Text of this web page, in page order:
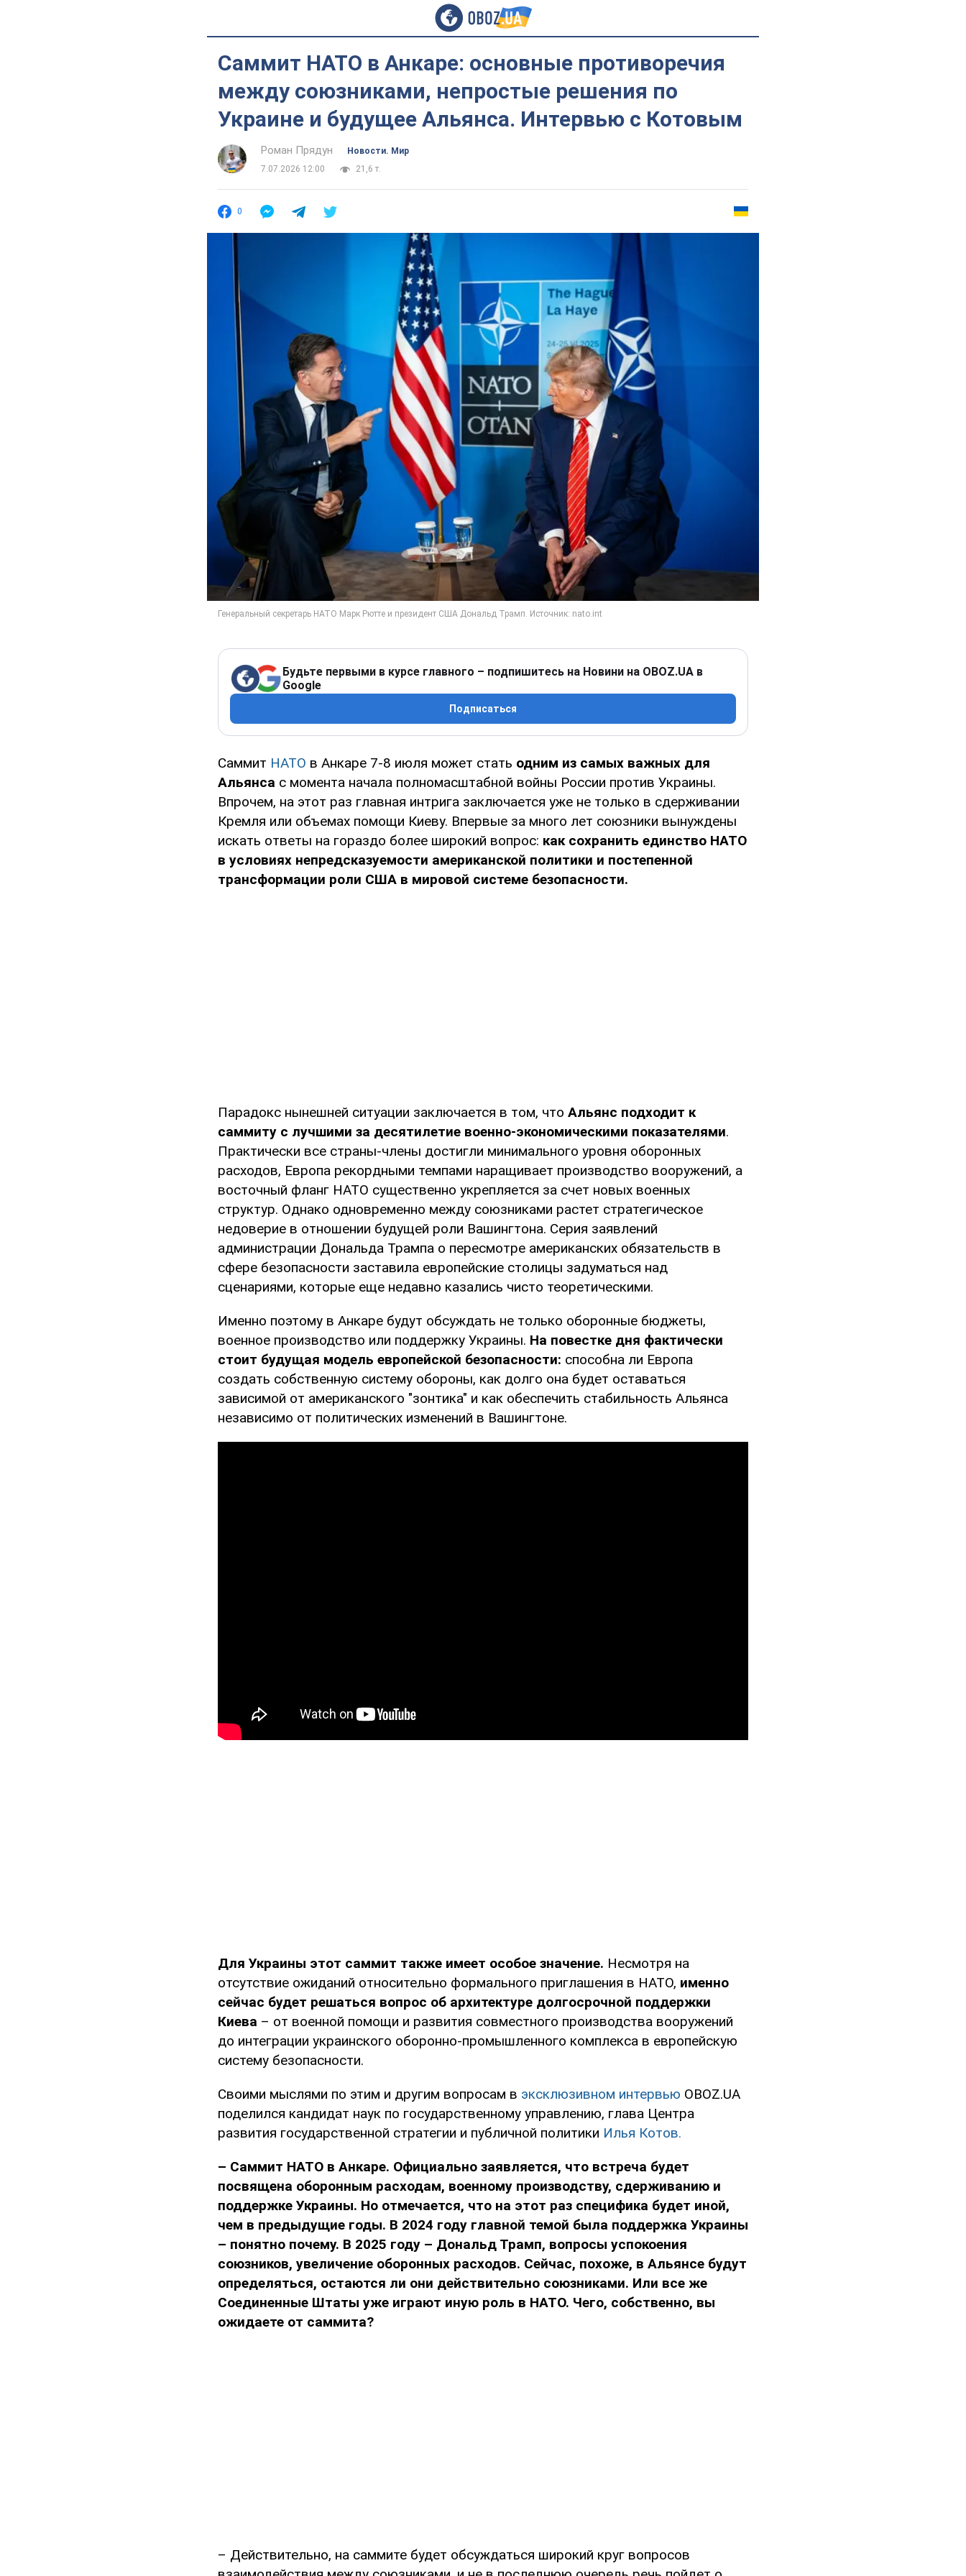
Саммит НАТО в Анкаре: основные противоречия
между союзниками, непростые решения по
Украине и будущее Альянса. Интервью с Котовым
Роман Прядун
Новости. Мир
7.07.2026 12:00
21,6 т.
0
Будьте первыми в курсе главного – подпишитесь на Новини на OBOZ.UA в
Google
Подписаться
Саммит НАТО в Анкаре 7-8 июля может стать одним из самых важных для
Альянса с момента начала полномасштабной войны России против Украины.
Впрочем, на этот раз главная интрига заключается уже не только в сдерживании
Кремля или объемах помощи Киеву. Впервые за много лет союзники вынуждены
искать ответы на гораздо более широкий вопрос: как сохранить единство НАТО
в условиях непредсказуемости американской политики и постепенной
трансформации роли США в мировой системе безопасности.
Парадокс нынешней ситуации заключается в том, что Альянс подходит к
саммиту с лучшими за десятилетие военно-экономическими показателями.
Практически все страны-члены достигли минимального уровня оборонных
расходов, Европа рекордными темпами наращивает производство вооружений, а
восточный фланг НАТО существенно укрепляется за счет новых военных
структур. Однако одновременно между союзниками растет стратегическое
недоверие в отношении будущей роли Вашингтона. Серия заявлений
администрации Дональда Трампа о пересмотре американских обязательств в
сфере безопасности заставила европейские столицы задуматься над
сценариями, которые еще недавно казались чисто теоретическими.
Именно поэтому в Анкаре будут обсуждать не только оборонные бюджеты,
военное производство или поддержку Украины. На повестке дня фактически
стоит будущая модель европейской безопасности: способна ли Европа
создать собственную систему обороны, как долго она будет оставаться
зависимой от американского "зонтика" и как обеспечить стабильность Альянса
независимо от политических изменений в Вашингтоне.
Для Украины этот саммит также имеет особое значение. Несмотря на
отсутствие ожиданий относительно формального приглашения в НАТО, именно
сейчас будет решаться вопрос об архитектуре долгосрочной поддержки
Киева – от военной помощи и развития совместного производства вооружений
до интеграции украинского оборонно-промышленного комплекса в европейскую
систему безопасности.
Своими мыслями по этим и другим вопросам в эксклюзивном интервью OBOZ.UA
поделился кандидат наук по государственному управлению, глава Центра
развития государственной стратегии и публичной политики Илья Котов.
– Саммит НАТО в Анкаре. Официально заявляется, что встреча будет
посвящена оборонным расходам, военному производству, сдерживанию и
поддержке Украины. Но отмечается, что на этот раз специфика будет иной,
чем в предыдущие годы. В 2024 году главной темой была поддержка Украины
– понятно почему. В 2025 году – Дональд Трамп, вопросы успокоения
союзников, увеличение оборонных расходов. Сейчас, похоже, в Альянсе будут
определяться, остаются ли они действительно союзниками. Или все же
Соединенные Штаты уже играют иную роль в НАТО. Чего, собственно, вы
ожидаете от саммита?
– Действительно, на саммите будет обсуждаться широкий круг вопросов